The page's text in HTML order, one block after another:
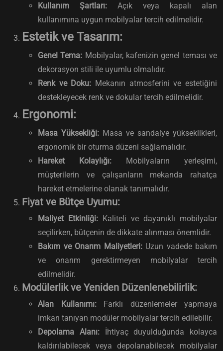
Kullanım Şartları: Açık veya kapalı alan
kullanımına uygun mobilyalar tercih edilmelidir.
Estetik ve Tasarım:
Genel Tema: Mobilyalar, kafenizin genel teması ve
dekorasyon stili ile uyumlu olmalıdır.
Renk ve Doku: Mekanın atmosferini ve estetiğini
destekleyecek renk ve dokular tercih edilmelidir.
Ergonomi:
Masa Yüksekliği: Masa ve sandalye yükseklikleri,
ergonomik bir oturma düzeni sağlamalıdır.
Hareket Kolaylığı: Mobilyaların yerleşimi,
müşterilerin ve çalışanların mekanda rahatça
hareket etmelerine olanak tanımalıdır.
Fiyat ve Bütçe Uyumu:
Maliyet Etkinliği: Kaliteli ve dayanıklı mobilyalar
seçilirken, bütçenin de dikkate alınması önemlidir.
Bakım ve Onarım Maliyetleri:Uzun vadede bakım
ve onarım gerektirmeyen mobilyalar tercih
edilmelidir.
Modülerlik ve Yeniden Düzenlenebilirlik:
Alan Kullanımı:Farklı düzenlemeler yapmaya
imkan tanıyan modüler mobilyalar tercih edilebilir.
Depolama Alanı:İhtiyaç duyulduğunda kolayca
kaldırılabilecek veya depolanabilecek mobilyalar